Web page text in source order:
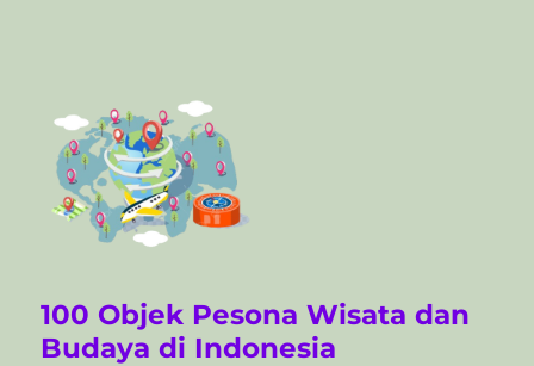
100 Objek Pesona Wisata dan
Budaya di Indonesia